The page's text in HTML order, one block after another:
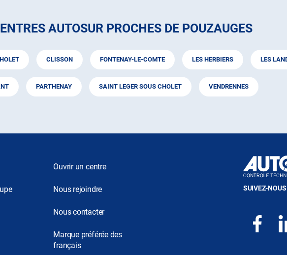
AUTOSUR PROCHES DE POUZAUGES
CLISSON FONTENAY-LE-COMTE LES HERBIERS LES
PARTHENAY SAINT LEGER SOUS CHOLET VENDRENNES
Ouvrir un centre
Nous rejoindre
Nous contacter
Marque préférée des
français
SUIVEZ-